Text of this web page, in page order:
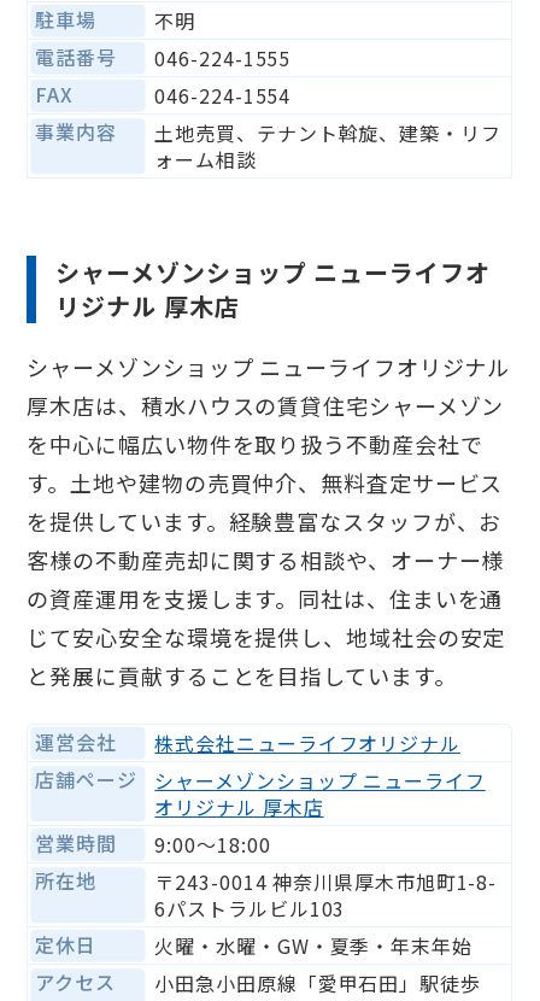
駐車場
不明
電話番号
046-224-1555
FAX
046-224-1554
事業内容
土地売買、テナント斡旋、建築・リフ
ォーム相談
シャーメゾンショップ ニューライフオ
リジナル 厚木店
シャーメゾンショップ ニューライフオリジナル
厚木店は、積水ハウスの賃貸住宅シャーメゾン
を中心に幅広い物件を取り扱う不動産会社で
す。土地や建物の売買仲介、無料査定サービス
を提供しています。経験豊富なスタッフが、お
客様の不動産売却に関する相談や、オーナー様
の資産運用を支援します。同社は、住まいを通
じて安心安全な環境を提供し、地域社会の安定
と発展に貢献することを目指しています。
運営会社
株式会社ニューライフオリジナル
店舗ページ
シャーメゾンショップ ニューライフ
オリジナル 厚木店
営業時間
9:00～18:00
所在地
〒243-0014 神奈川県厚木市旭町1-8-
6パストラルビル103
定休日
火曜・水曜・GW・夏季・年末年始
アクセス
小田急小田原線「愛甲石田」駅徒歩